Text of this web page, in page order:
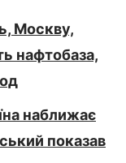
Москву,
нафтобаза,
наближає
показав